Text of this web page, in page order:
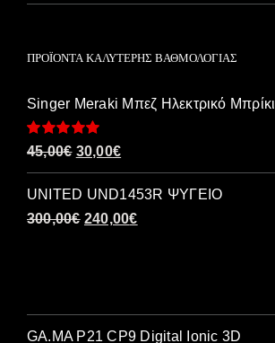
ΠΡΟΪΌΝΤΑ ΚΑΛΎΤΕΡΗΣ ΒΑΘΜΟΛΟΓΊΑΣ
Singer Meraki Μπεζ Ηλεκτρικό Μπρίκι
Βαθμολογήθηκε
45,00€ Original
price
was:
45,00€.
30,00€Η
τρέχουσα
τιμή
είναι:
UNITED UND1453R ΨΥΓΕΙΟ
300,00€ Original
240,00€Η
240,00€.
GA.MA P21 CP9 Digital Ionic 3D